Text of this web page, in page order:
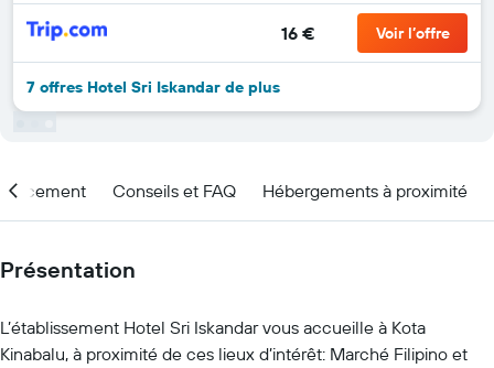
16 € Voir l’offre
7 offres Hotel Sri Iskandar de plus
Conseils et FAQ Hébergements à proximité
Présentation
L’établissement Hotel Sri Iskandar vous accueille à Kota
Kinabalu, à proximité de ces lieux d’intérêt: Marché Filipino et